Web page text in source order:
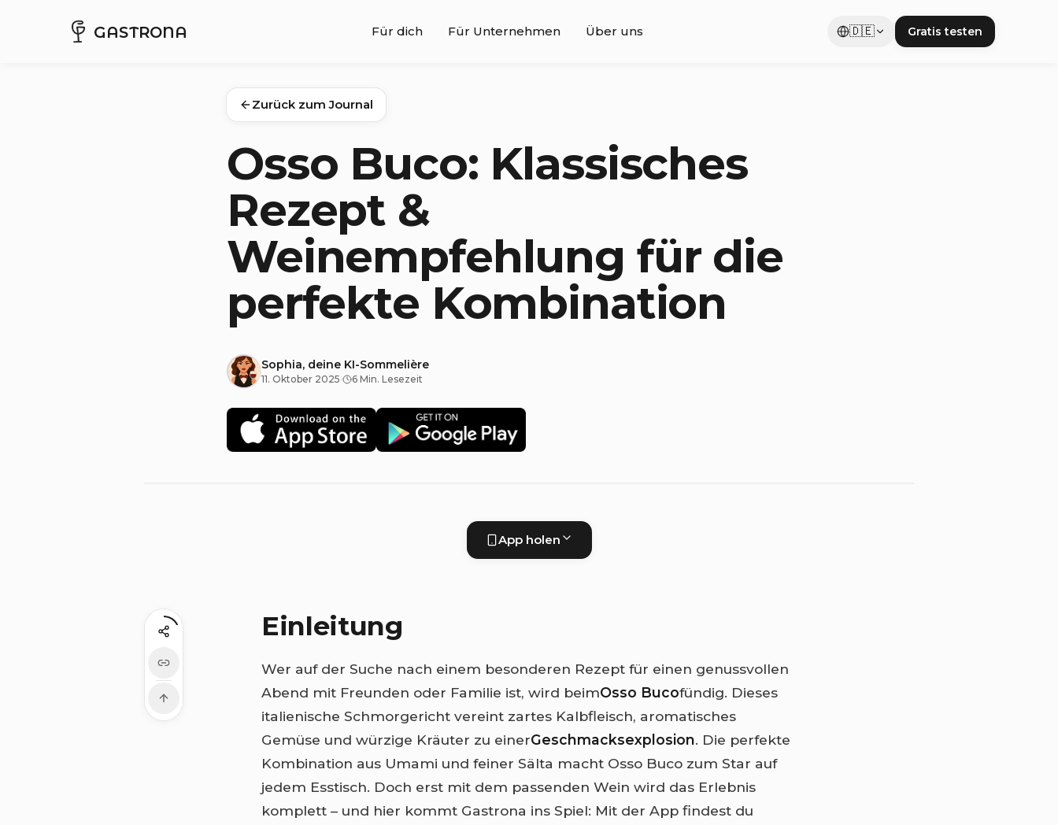
GASTRONA Für dich Für Unternehmen Über uns 🇩🇪 Gratis testen
Zurück zum Journal
Osso Buco: Klassisches
Rezept &
Weinempfehlung für die
perfekte Kombination
Sophia, deine KI-Sommelière
11. Oktober 2025· 6 Min. Lesezeit
App holen
Einleitung
Wer auf der Suche nach einem besonderen Rezept für einen genussvollen
Abend mit Freunden oder Familie ist, wird beimOsso Bucofündig. Dieses
italienische Schmorgericht vereint zartes Kalbfleisch, aromatisches
Gemüse und würzige Kräuter zu einerGeschmacksexplosion. Die perfekte
Kombination aus Umami und feiner Sälta macht Osso Buco zum Star auf
jedem Esstisch. Doch erst mit dem passenden Wein wird das Erlebnis
komplett – und hier kommt Gastrona ins Spiel: Mit der App findest du